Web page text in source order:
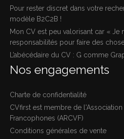
Pour rester discret dans votre
modèle B2C2B !
Mon CV est peu valorisant car « Je
responsabilités pour faire des
L’abécédaire du CV : G comme
Nos engagements
Charte de confidentialité
CVfirst est membre de
Francophones (ARCVF)
Conditions générales de vente